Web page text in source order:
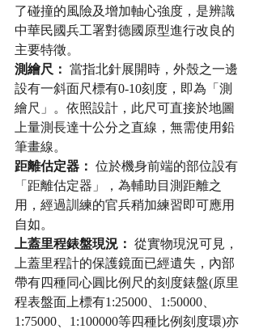
了碰撞的風險及增加軸心強度，是辨識
中華民國兵工署對德國原型進行改良的
主要特徵。
測繪尺： 當指北針展開時，外殼之一邊
設有一斜面尺標有0-10刻度，即為「測
繪尺」。依照設計，此尺可直接於地圖
上量測長達十公分之直線，無需使用鉛
筆畫線。
距離估定器： 位於機身前端的部位設有
「距離估定器」，為輔助目測距離之
用，經過訓練的官兵稍加練習即可應用
自如。
上蓋里程錶盤現況： 從實物現況可見，
上蓋里程計的保護鏡面已經遺失，內部
帶有四種同心圓比例尺的刻度錶盤(原里
程表盤面上標有1:25000、1:50000、
1:75000、1:100000等四種比例刻度環)亦